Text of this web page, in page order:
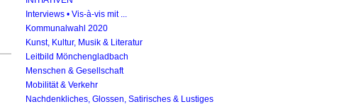
Interviews • Vis-à-vis mit ...
Kommunalwahl 2020
Kunst, Kultur, Musik & Literatur
Leitbild Mönchengladbach
Menschen & Gesellschaft
Mobilität & Verkehr
Nachdenkliches, Glossen, Satirisches & Lustiges